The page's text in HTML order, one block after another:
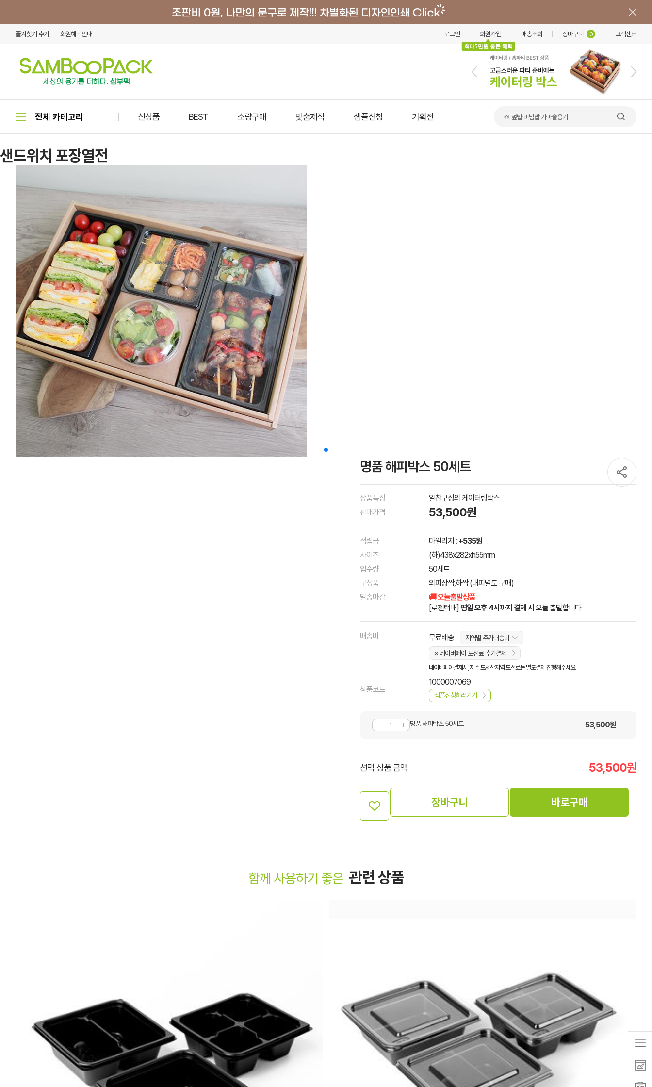
즐겨찾기 추가 회원혜택안내 로그인 회원가입
최대5만원 통큰 혜택
배송조회 장바구니 0 고객센터
신상품 BEST 소량구매 맞춤제작 샘플신청 기획전 🥪 샌드위치 포장용기
샌드위치 포장열전
명품 해피박스 50세트
상품특징
알찬구성의 케이터링박스
판매가격
53,500원
적립금 마일리지 : +535원
사이즈
(하)438x282xh55mm
입수량
50세트
구성품
외피상짝,하짝 (내피별도 구매)
발송마감
🚚 오늘출발상품
[로젠택배] 평일 오후 4시까지 결제 시 오늘 출발합니다
배송비 무료배송
지역별 추가배송비
※ 네이버페이 도선료 추가결제
네이버페이결제시, 제주.도서산지역 도선료는 별도결제 진행해주세요
상품코드
1000007069
샘플신청하러가기
명품 해피박스 50세트 53,500원
선택 상품 금액 53,500원
장바구니 바로구매
함께 사용하기 좋은 관련 상품